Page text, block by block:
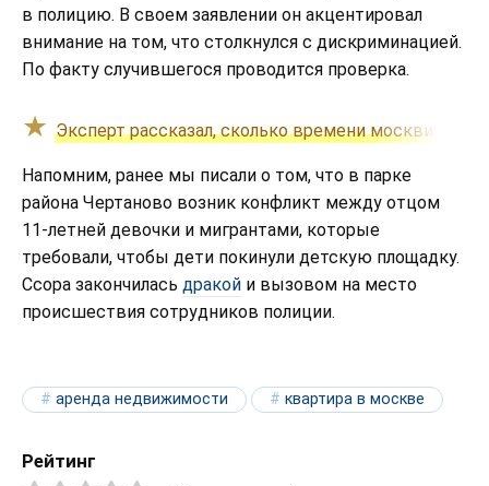
в полицию. В своем заявлении он акцентировал
внимание на том, что столкнулся с дискриминацией.
По факту случившегося проводится проверка.
Эксперт рассказал, сколько времени москвич
Напомним, ранее мы писали о том, что в парке
района Чертаново возник конфликт между отцом
11-летней девочки и мигрантами, которые
требовали, чтобы дети покинули детскую площадку.
Ссора закончилась дракой и вызовом на место
происшествия сотрудников полиции.
аренда недвижимости квартира в москве
Рейтинг